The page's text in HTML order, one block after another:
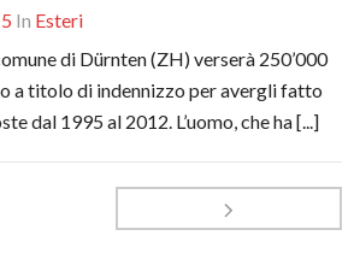
In Esteri
di Dürnten (ZH) verserà 250’000
a titolo di indennizzo per avergli fatto
dal 1995 al 2012. L’uomo, che ha [...]